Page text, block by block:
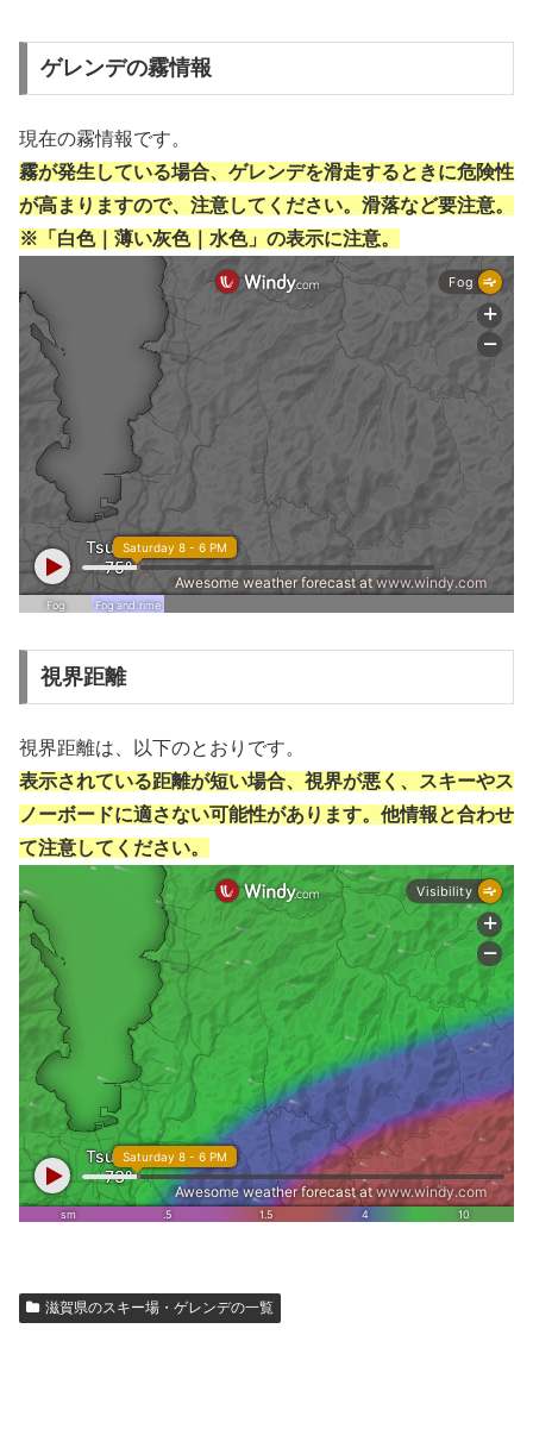
ゲレンデの霧情報
現在の霧情報です。
霧が発生している場合、ゲレンデを滑走するときに危険性
が高まりますので、注意してください。滑落など要注意。
※「白色｜薄い灰色｜水色」の表示に注意。
視界距離
視界距離は、以下のとおりです。
表示されている距離が短い場合、視界が悪く、スキーやス
ノーボードに適さない可能性があります。他情報と合わせ
て注意してください。
滋賀県のスキー場・ゲレンデの一覧